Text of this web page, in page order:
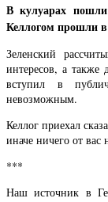
В кулуарах
Келлогом прошли в
Зеленский
интересов, а также
вступил в
невозможным.
Келлог приехал
иначе ничего от вас
***
Наш источник в